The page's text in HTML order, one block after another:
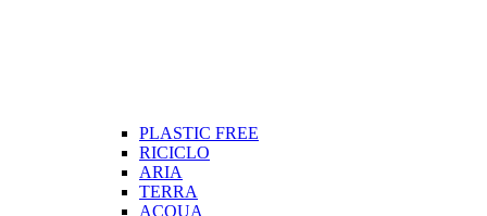
PLASTIC FREE
RICICLO
ARIA
TERRA
ACQUA